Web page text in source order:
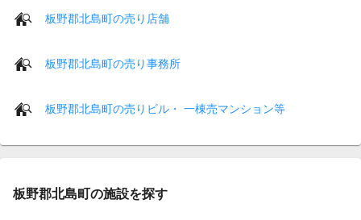
板野郡北島町の売り店舗
板野郡北島町の売り事務所
板野郡北島町の売りビル・ 一棟売マンション等
板野郡北島町の施設を探す